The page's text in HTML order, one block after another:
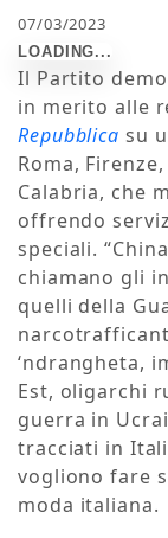
07/03/2023
Il Partito
in merito alle
Repubblica su
Roma,
Calabria, che
offrendo
speciali.
chiamano gli
quelli della
‘ndrangheta,
Est, oligarchi
guerra in
tracciati in
vogliono fare
moda italiana.